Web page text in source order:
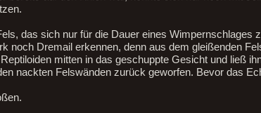
das sich nur für die Dauer eines Wimpernschlages
noch Dremail erkennen, denn aus dem gleißenden
mitten in das geschuppte Gesicht und ließ
nackten Felswänden zurück geworfen. Bevor das